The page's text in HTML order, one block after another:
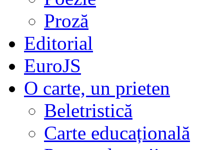
Proză
Editorial
EuroJS
O carte, un prieten
Beletristică
Carte educațională